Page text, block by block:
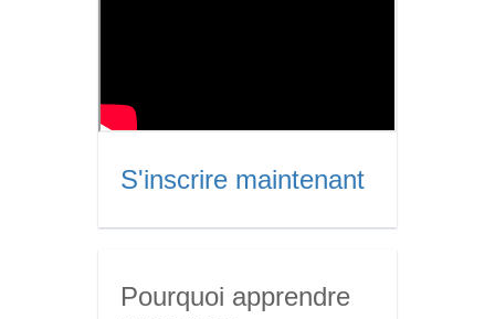
S'inscrire maintenant
Pourquoi apprendre